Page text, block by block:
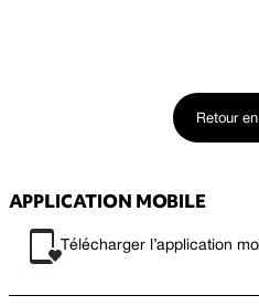
Retour
APPLICATION MOBILE
Télécharger l’application